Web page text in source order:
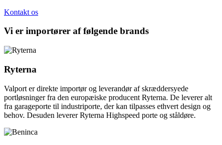
Kontakt os
Vi er importører af følgende brands
Ryterna
Valport er direkte importør og leverandør af skræddersyede
portløsninger fra den europæiske producent Ryterna. De leverer alt
fra garageporte til industriporte, der kan tilpasses ethvert design og
behov. Desuden leverer Ryterna Highspeed porte og ståldøre.